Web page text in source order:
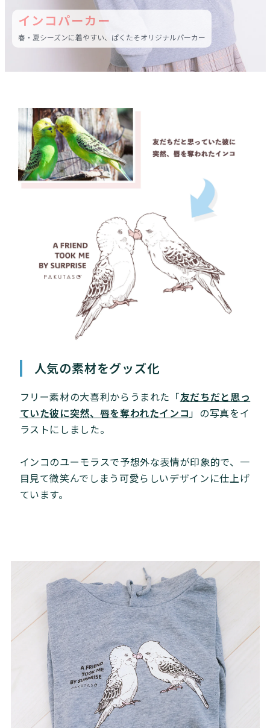
インコパーカー
春・夏シーズンに着やすい、ぱくたそオリジナルパーカー
人気の素材をグッズ化
フリー素材の大喜利からうまれた「友だちだと思っ
ていた彼に突然、唇を奪われたインコ」の写真をイ
ラストにしました。
インコのユーモラスで予想外な表情が印象的で、一
目見て微笑んでしまう可愛らしいデザインに仕上げ
ています。